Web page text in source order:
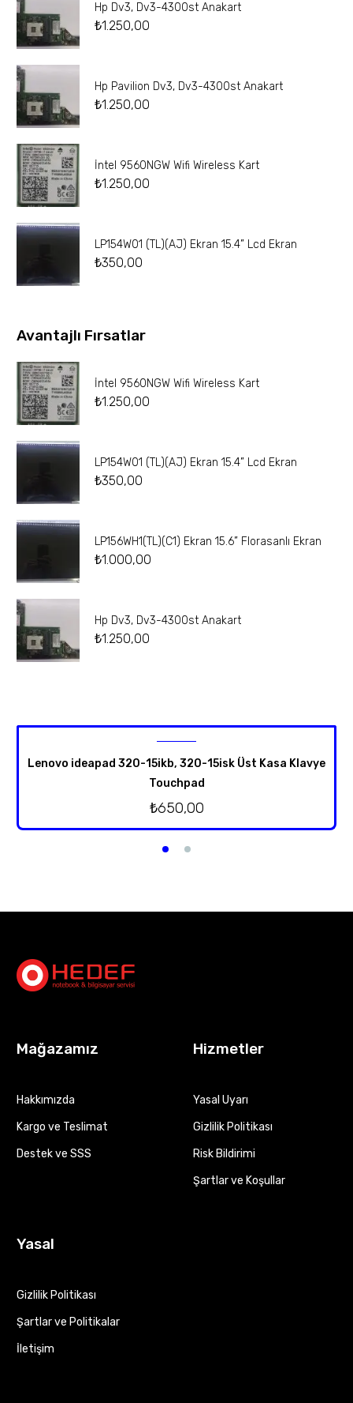
Hp Dv3, Dv3-4300st Anakart
₺1.250,00
Hp Pavilion Dv3, Dv3-4300st Anakart
₺1.250,00
İntel 9560NGW Wifi Wireless Kart
₺1.250,00
LP154W01 (TL)(AJ) Ekran 15.4” Lcd Ekran
₺350,00
Avantajlı Fırsatlar
İntel 9560NGW Wifi Wireless Kart
₺1.250,00
LP154W01 (TL)(AJ) Ekran 15.4” Lcd Ekran
₺350,00
LP156WH1(TL)(C1) Ekran 15.6” Florasanlı Ekran
₺1.000,00
Hp Dv3, Dv3-4300st Anakart
₺1.250,00
Lenovo ideapad 320-15ikb, 320-15isk Üst Kasa Klavye
Touchpad
₺650,00
Mağazamız
Hakkımızda
Kargo ve Teslimat
Destek ve SSS
Hizmetler
Yasal Uyarı
Gizlilik Politikası
Risk Bildirimi
Şartlar ve Koşullar
Yasal
Gizlilik Politikası
Şartlar ve Politikalar
İletişim